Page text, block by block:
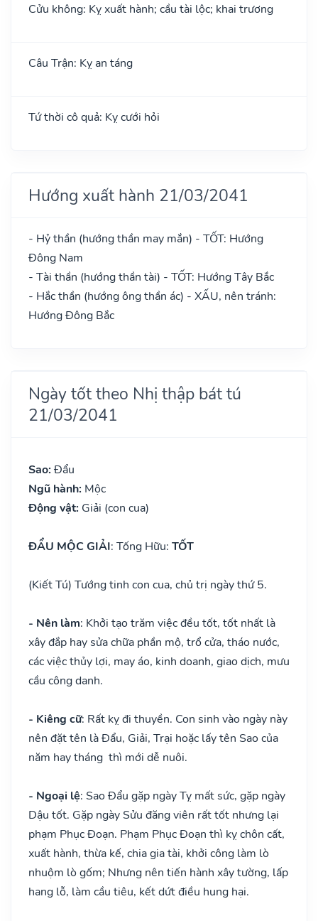
Cửu không: Kỵ xuất hành; cầu tài lộc; khai trương
Câu Trận: Kỵ an táng
Tứ thời cô quả: Kỵ cưới hỏi
Hướng xuất hành 21/03/2041
- Hỷ thần (hướng thần may mắn) - TỐT: Hướng
Đông Nam
- Tài thần (hướng thần tài) - TỐT: Hướng Tây Bắc
- Hắc thần (hướng ông thần ác) - XẤU, nên tránh:
Hướng Đông Bắc
Ngày tốt theo Nhị thập bát tú
21/03/2041
Sao: Đẩu
Ngũ hành: Mộc
Động vật: Giải (con cua)
ĐẨU MỘC GIẢI: Tống Hữu: TỐT
(Kiết Tú) Tướng tinh con cua, chủ trị ngày thứ 5.
- Nên làm: Khởi tạo trăm việc đều tốt, tốt nhất là
xây đắp hay sửa chữa phần mộ, trổ cửa, tháo nước,
các việc thủy lợi, may áo, kinh doanh, giao dịch, mưu
cầu công danh.
- Kiêng cữ: Rất kỵ đi thuyền. Con sinh vào ngày này
nên đặt tên là Đẩu, Giải, Trại hoặc lấy tên Sao của
năm hay tháng thì mới dễ nuôi.
- Ngoại lệ: Sao Đẩu gặp ngày Tỵ mất sức, gặp ngày
Dậu tốt. Gặp ngày Sửu đăng viên rất tốt nhưng lại
phạm Phục Đoạn. Phạm Phục Đoạn thì kỵ chôn cất,
xuất hành, thừa kế, chia gia tài, khởi công làm lò
nhuộm lò gốm; Nhưng nên tiến hành xây tường, lấp
hang lỗ, làm cầu tiêu, kết dứt điều hung hại.